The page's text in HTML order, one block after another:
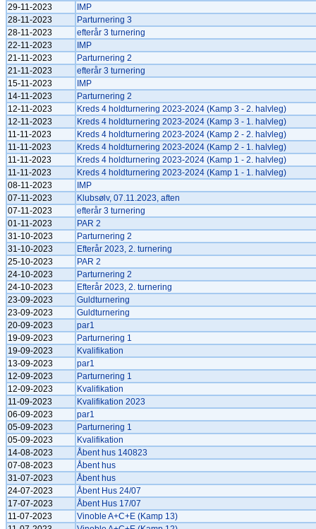
29-11-2023
IMP
28-11-2023
Parturnering 3
28-11-2023
efterår 3 turnering
22-11-2023
IMP
21-11-2023
Parturnering 2
21-11-2023
efterår 3 turnering
15-11-2023
IMP
14-11-2023
Parturnering 2
12-11-2023
Kreds 4 holdturnering 2023-2024 (Kamp 3 - 2. halvleg)
12-11-2023
Kreds 4 holdturnering 2023-2024 (Kamp 3 - 1. halvleg)
11-11-2023
Kreds 4 holdturnering 2023-2024 (Kamp 2 - 2. halvleg)
11-11-2023
Kreds 4 holdturnering 2023-2024 (Kamp 2 - 1. halvleg)
11-11-2023
Kreds 4 holdturnering 2023-2024 (Kamp 1 - 2. halvleg)
11-11-2023
Kreds 4 holdturnering 2023-2024 (Kamp 1 - 1. halvleg)
08-11-2023
IMP
07-11-2023
Klubsølv, 07.11.2023, aften
07-11-2023
efterår 3 turnering
01-11-2023
PAR 2
31-10-2023
Parturnering 2
31-10-2023
Efterår 2023, 2. turnering
25-10-2023
PAR 2
24-10-2023
Parturnering 2
24-10-2023
Efterår 2023, 2. turnering
23-09-2023
Guldturnering
23-09-2023
Guldturnering
20-09-2023
par1
19-09-2023
Parturnering 1
19-09-2023
Kvalifikation
13-09-2023
par1
12-09-2023
Parturnering 1
12-09-2023
Kvalifikation
11-09-2023
Kvalifikation 2023
06-09-2023
par1
05-09-2023
Parturnering 1
05-09-2023
Kvalifikation
14-08-2023
Åbent hus 140823
07-08-2023
Åbent hus
31-07-2023
Åbent hus
24-07-2023
Åbent Hus 24/07
17-07-2023
Åbent Hus 17/07
11-07-2023
Vinoble A+C+E (Kamp 13)